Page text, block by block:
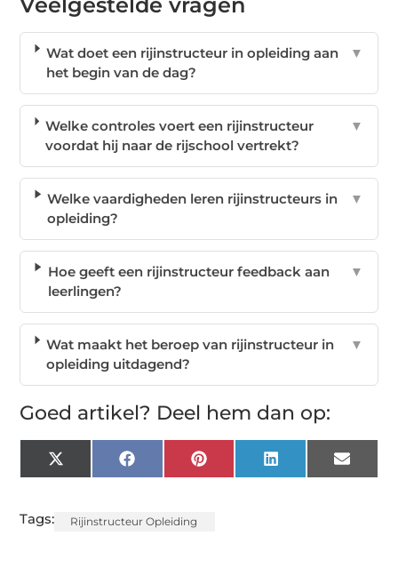
Veelgestelde vragen
Wat doet een rijinstructeur in opleiding aan
het begin van de dag?
▼
Welke controles voert een rijinstructeur
voordat hij naar de rijschool vertrekt?
▼
Welke vaardigheden leren rijinstructeurs in
opleiding?
▼
Hoe geeft een rijinstructeur feedback aan
leerlingen?
▼
Wat maakt het beroep van rijinstructeur in
opleiding uitdagend?
▼
Goed artikel? Deel hem dan op:
X
(Twitter)
FacebookPinterest LinkedIn Email
Tags: Rijinstructeur Opleiding